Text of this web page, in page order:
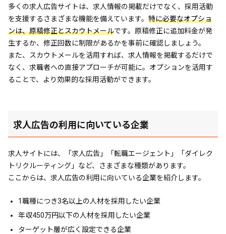
多くの求人広告サイトは、求人情報の掲載だけでなく、採用活動
を支援するさまざまな機能を備えています。 特に必要なオプショ
ンは、原稿修正とスカウトメールです。原稿修正に追加料金が発
生するか、修正回数に制限があるかを事前に確認しましょう。
また、スカウトメールを活用すれば、求人情報を掲載するだけで
なく、求職者への直接アプローチが可能に。オプションを活用す
ることで、より効果的な採用活動ができます。
求人広告の利用に向いている企業
求人サイトには、「求人広告」「転職エージェント」「ダイレク
トリクルーティング」など、さまざまな種類があります。
ここからは、求人広告の利用に向いている企業を紹介します。
1職種につき3名以上の人材を採用したい企業
年収450万円以下の人材を採用したい企業
ターゲット層が広く設定できる企業